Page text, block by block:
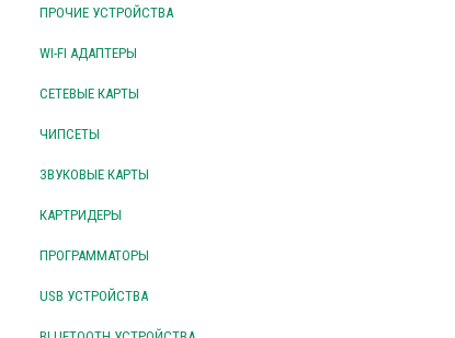
ПРОЧИЕ УСТРОЙСТВА
WI-FI АДАПТЕРЫ
СЕТЕВЫЕ КАРТЫ
ЧИПСЕТЫ
ЗВУКОВЫЕ КАРТЫ
КАРТРИДЕРЫ
ПРОГРАММАТОРЫ
USB УСТРОЙСТВА